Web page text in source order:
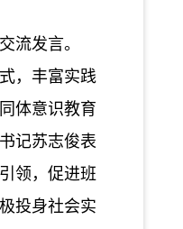
流发言。
，丰富实践
体意识教育
记苏志俊表
领，促进班
投身社会实